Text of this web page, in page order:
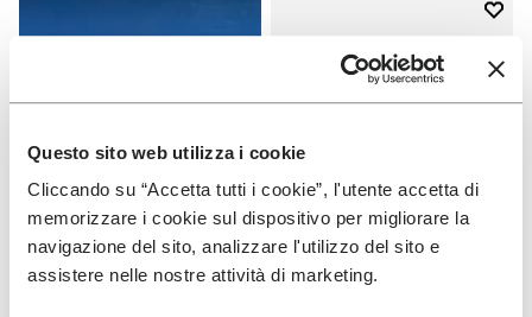
Questo sito web utilizza i cookie
Cliccando su “Accetta tutti i cookie”, l'utente accetta di
memorizzare i cookie sul dispositivo per migliorare la
navigazione del sito, analizzare l'utilizzo del sito e
assistere nelle nostre attività di marketing.
Add